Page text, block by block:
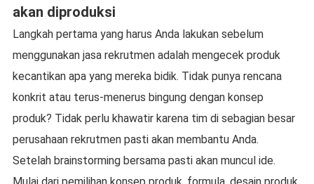
akan diproduksi
Langkah pertama yang harus Anda lakukan sebelum
menggunakan jasa rekrutmen adalah mengecek produk
kecantikan apa yang mereka bidik. Tidak punya rencana
konkrit atau terus-menerus bingung dengan konsep
produk? Tidak perlu khawatir karena tim di sebagian besar
perusahaan rekrutmen pasti akan membantu Anda.
Setelah brainstorming bersama pasti akan muncul ide.